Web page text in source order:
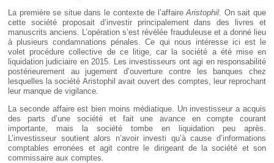
La première se situe dans le contexte de l’affaireAristophil . On sait que
cette société proposait d’investir principalement dans des livres et
manuscrits anciens. L’opération s’est révélée frauduleuse et a donné lieu
à plusieurs condamnations pénales. Ce qui nous intéresse ici est le
volet procédure collective de ce litige, car la société a été mise en
liquidation judiciaire en 2015. Les investisseurs ont agi en responsabilité
postérieurement au jugement d’ouverture contre les banques chez
lesquelles la société Aristophil avait ouvert des comptes, leur reprochant
leur manque de vigilance.
La seconde affaire est bien moins médiatique. Un investisseur a acquis
des parts d’une société et fait une avance en compte courant
importante, mais la société tombe en liquidation peu après.
L’investisseur soutient alors n’avoir investi qu’à cause d’informations
comptables erronées et agit contre le dirigeant de la société et son
commissaire aux comptes.